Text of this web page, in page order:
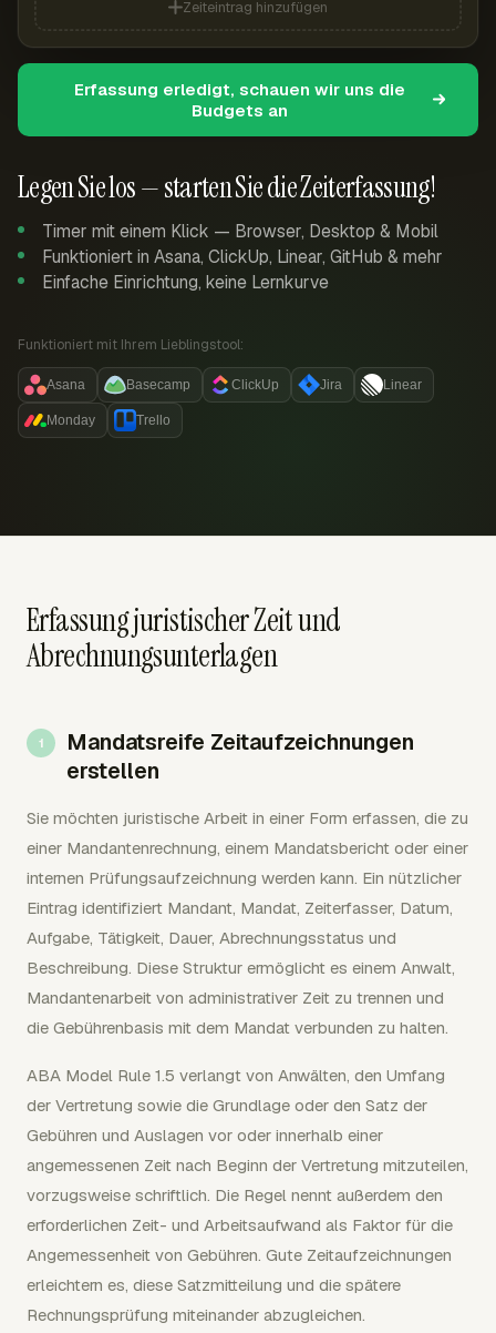
Legen Sie los — starten Sie die Zeiterfassung!
Timer mit einem Klick — Browser, Desktop & Mobil
Funktioniert in Asana, ClickUp, Linear, GitHub & mehr
Einfache Einrichtung, keine Lernkurve
Funktioniert mit Ihrem Lieblingstool:
Asana Basecamp ClickUp Jira Linear
Monday Trello
Zeiteintrag hinzufügen
Erfassung erledigt, schauen wir uns die
Budgets an
Erfassung juristischer Zeit und
Abrechnungsunterlagen
Mandatsreife Zeitaufzeichnungen
erstellen
Sie möchten juristische Arbeit in einer Form erfassen, die zu
einer Mandantenrechnung, einem Mandatsbericht oder einer
internen Prüfungsaufzeichnung werden kann. Ein nützlicher
Eintrag identifiziert Mandant, Mandat, Zeiterfasser, Datum,
Aufgabe, Tätigkeit, Dauer, Abrechnungsstatus und
Beschreibung. Diese Struktur ermöglicht es einem Anwalt,
Mandantenarbeit von administrativer Zeit zu trennen und
die Gebührenbasis mit dem Mandat verbunden zu halten.
ABA Model Rule 1.5 verlangt von Anwälten, den Umfang
der Vertretung sowie die Grundlage oder den Satz der
Gebühren und Auslagen vor oder innerhalb einer
angemessenen Zeit nach Beginn der Vertretung mitzuteilen,
vorzugsweise schriftlich. Die Regel nennt außerdem den
erforderlichen Zeit- und Arbeitsaufwand als Faktor für die
Angemessenheit von Gebühren. Gute Zeitaufzeichnungen
erleichtern es, diese Satzmitteilung und die spätere
Rechnungsprüfung miteinander abzugleichen.